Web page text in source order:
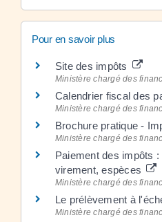
Pour en savoir plus
Site des impôts
Ministère chargé des
Calendrier fiscal des
Ministère chargé des
Brochure pratique -
Ministère chargé des
Paiement des impôts
virement, espèces
Ministère chargé des
Le prélèvement à
Ministère chargé des